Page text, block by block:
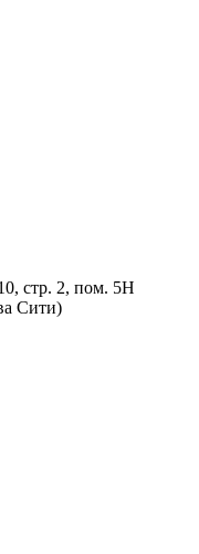
стр. 2, пом. 5Н
Сити)